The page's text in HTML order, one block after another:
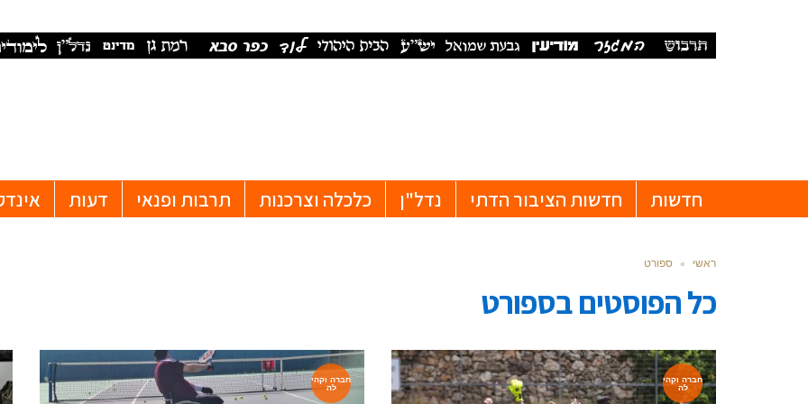
חדשות חדשות הציבור הדתי נדל"ן כלכלה וצרכנות תרבות ופנאי דעות
ראשי » ספורט
כל הפוסטים בספורט
חברה וקהי
לה
חברה וקהי
לה